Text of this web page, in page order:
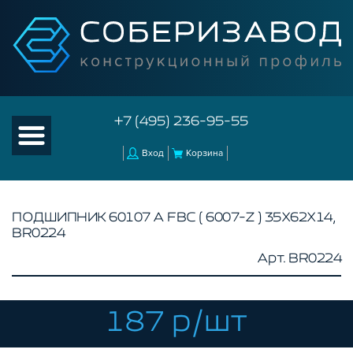
+7 (495) 236-95-55
Вход Корзина
КОНСТРУКЦИОННЫЙ ПРОФИЛЬ
КОМПЛЕКТУЮЩИЕ К ЧПУ
АКСЕССУАРЫ ДЛЯ V-ПАЗА
ПОДШИПНИК 60107 А FBC ( 6007-Z ) 35Х62Х14,
BR0224
Арт. BR0224
187 р/шт